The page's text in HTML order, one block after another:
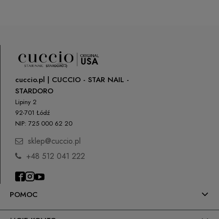
POMOC
cuccio.pl | CUCCIO - STAR NAIL -
STARDORO
Lipiny 2
92-701 Łódź
NIP: 725 000 62 20
sklep@cuccio.pl
+48 512 041 222